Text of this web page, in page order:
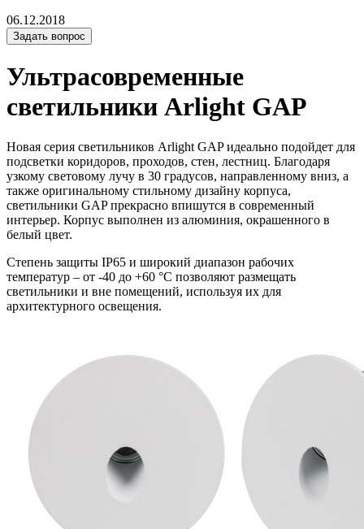
06.12.2018
Задать вопрос
Ультрасовременные
светильники Arlight GAP
Новая серия светильников Arlight GAP идеально подойдет для
подсветки коридоров, проходов, стен, лестниц. Благодаря
узкому световому лучу в 30 градусов, направленному вниз, а
также оригинальному стильному дизайну корпуса,
светильники GAP прекрасно впишутся в современный
интерьер. Корпус выполнен из алюминия, окрашенного в
белый цвет.
Степень защиты IP65 и широкий диапазон рабочих
температур – от -40 до +60 °C позволяют размещать
светильники и вне помещений, используя их для
архитектурного освещения.